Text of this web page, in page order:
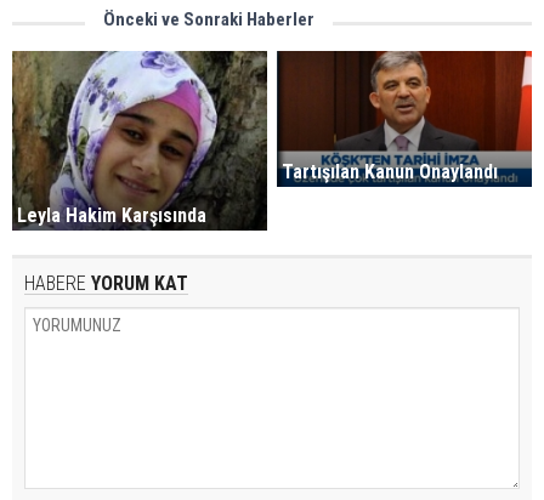
Önceki ve Sonraki Haberler
Leyla Hakim Karşısında
Tartışılan Kanun Onaylandı
HABERE YORUM KAT